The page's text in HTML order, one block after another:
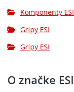
Komponenty ESI
Gripy ESI
Gripy ESI
O značke ESI